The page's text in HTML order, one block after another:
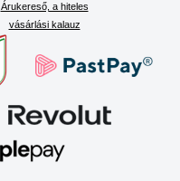
Árukereső, a hiteles
vásárlási kalauz